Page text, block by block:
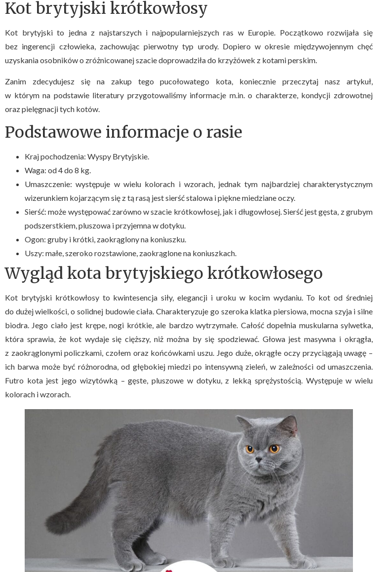
Kot brytyjski krótkowłosy
Kot brytyjski to jedna z najstarszych i najpopularniejszych ras w Europie. Początkowo rozwijała się
bez ingerencji człowieka, zachowując pierwotny typ urody. Dopiero w okresie międzywojennym chęć
uzyskania osobników o zróżnicowanej szacie doprowadziła do krzyżówek z kotami perskim.
Zanim zdecydujesz się na zakup tego pucołowatego kota, koniecznie przeczytaj nasz artykuł,
w którym na podstawie literatury przygotowaliśmy informacje m.in. o charakterze, kondycji zdrowotnej
oraz pielęgnacji tych kotów.
Podstawowe informacje o rasie
Kraj pochodzenia: Wyspy Brytyjskie.
Waga: od 4 do 8 kg.
Umaszczenie: występuje w wielu kolorach i wzorach, jednak tym najbardziej charakterystycznym
wizerunkiem kojarzącym się z tą rasą jest sierść stalowa i piękne miedziane oczy.
Sierść: może występować zarówno w szacie krótkowłosej, jak i długowłosej. Sierść jest gęsta, z grubym
podszerstkiem, pluszowa i przyjemna w dotyku.
Ogon: gruby i krótki, zaokrąglony na koniuszku.
Uszy: małe, szeroko rozstawione, zaokrąglone na koniuszkach.
Wygląd kota brytyjskiego krótkowłosego
Kot brytyjski krótkowłosy to kwintesencja siły, elegancji i uroku w kocim wydaniu. To kot od średniej
do dużej wielkości, o solidnej budowie ciała. Charakteryzuje go szeroka klatka piersiowa, mocna szyja i silne
biodra. Jego ciało jest krępe, nogi krótkie, ale bardzo wytrzymałe. Całość dopełnia muskularna sylwetka,
która sprawia, że kot wydaje się cięższy, niż można by się spodziewać. Głowa jest masywna i okrągła,
z zaokrąglonymi policzkami, czołem oraz końcówkami uszu. Jego duże, okrągłe oczy przyciągają uwagę –
ich barwa może być różnorodna, od głębokiej miedzi po intensywną zieleń, w zależności od umaszczenia.
Futro kota jest jego wizytówką – gęste, pluszowe w dotyku, z lekką sprężystością. Występuje w wielu
kolorach i wzorach.